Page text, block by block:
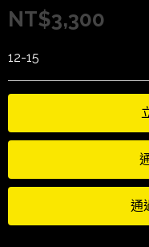
NT$3,300
12-15
通